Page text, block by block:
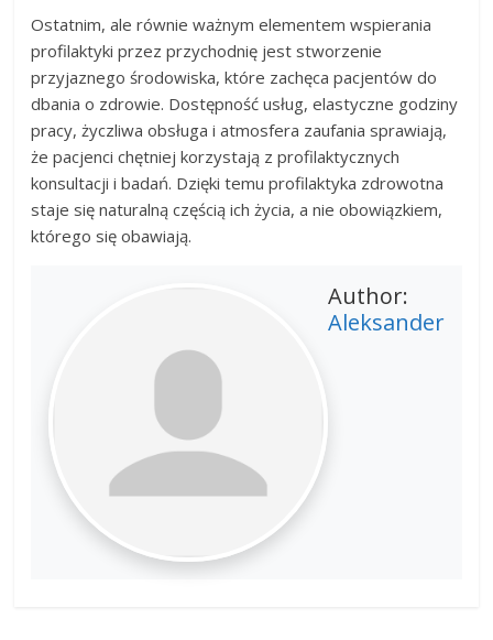
Ostatnim, ale równie ważnym elementem wspierania
profilaktyki przez przychodnię jest stworzenie
przyjaznego środowiska, które zachęca pacjentów do
dbania o zdrowie. Dostępność usług, elastyczne godziny
pracy, życzliwa obsługa i atmosfera zaufania sprawiają,
że pacjenci chętniej korzystają z profilaktycznych
konsultacji i badań. Dzięki temu profilaktyka zdrowotna
staje się naturalną częścią ich życia, a nie obowiązkiem,
którego się obawiają.
Author:
Aleksander